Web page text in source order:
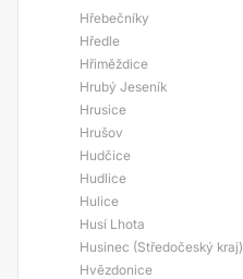
Hřebečníky
Hředle
Hřiměždice
Hrubý Jeseník
Hrusice
Hrušov
Hudčice
Hudlice
Hulice
Husí Lhota
Husinec (Středočeský kraj)
Hvězdonice